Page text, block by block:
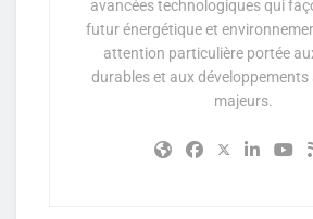
avancées technologiques qui
futur énergétique et
attention particulière portée
durables et aux
majeurs.